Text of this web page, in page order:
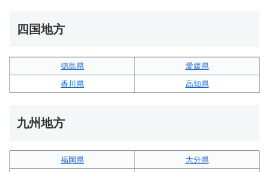
四国地方
徳島県
愛媛県
香川県
高知県
九州地方
福岡県
大分県